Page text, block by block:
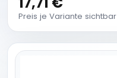
Preis je Variante sichtbar